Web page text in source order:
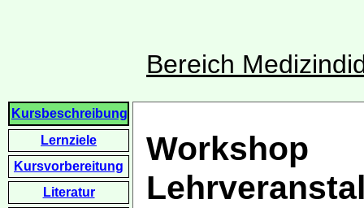
Bereich
Kursbeschreibung
Lernziele
Kursvorbereitung
Literatur